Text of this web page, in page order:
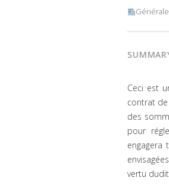
Ceci est
contrat de
des
pour
engagera
vertu